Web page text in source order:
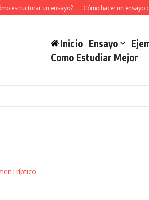
un ensayo? Cómo hacer un ensayo de
Inicio Ensayo
Como Estudiar Mejor
Tríptico